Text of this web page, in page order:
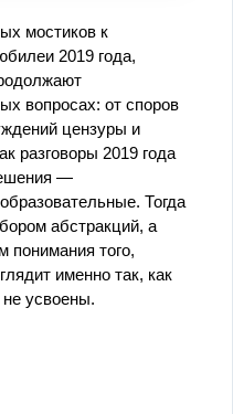
мостиков к
2019 года,
вопросах: от споров
цензуры и
разговоры 2019 года
—
Тогда
абстракций, а
понимания того,
именно так, как
не усвоены.